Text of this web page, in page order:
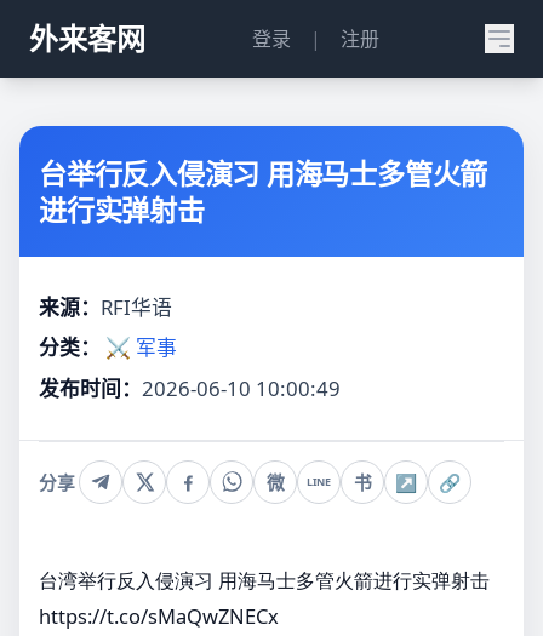
外来客网 登录 | 注册
台举行反入侵演习 用海马士多管火箭
进行实弹射击
来源： RFI华语
分类：
⚔️ 军事
发布时间： 2026-06-10 10:00:49
分享 微 LINE 书 ↗ 🔗
台湾举行反入侵演习 用海马士多管火箭进行实弹射击
https://t.co/sMaQwZNECx